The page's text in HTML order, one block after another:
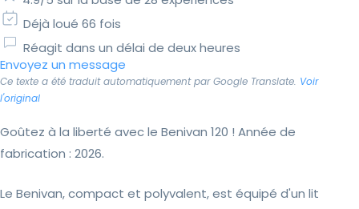
Déjà loué 66 fois
Réagit dans un délai de deux heures
Envoyez un message
Ce texte a été traduit automatiquement par Google Translate. Voir
l'original
Goûtez à la liberté avec le Benivan 120 ! Année de
fabrication : 2026.
Le Benivan, compact et polyvalent, est équipé d'un lit